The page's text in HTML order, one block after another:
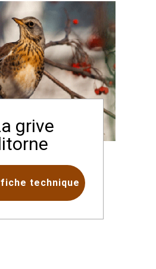
grive
technique